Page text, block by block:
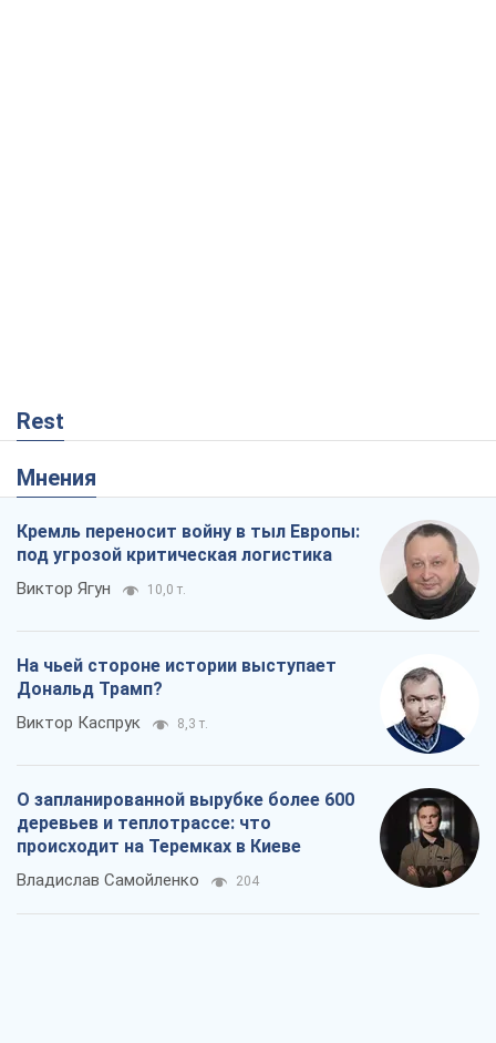
Rest
Мнения
Кремль переносит войну в тыл Европы:
под угрозой критическая логистика
Виктор Ягун 10,0 т.
На чьей стороне истории выступает
Дональд Трамп?
Виктор Каспрук 8,3 т.
О запланированной вырубке более 600
деревьев и теплотрассе: что
происходит на Теремках в Киеве
Владислав Самойленко 204